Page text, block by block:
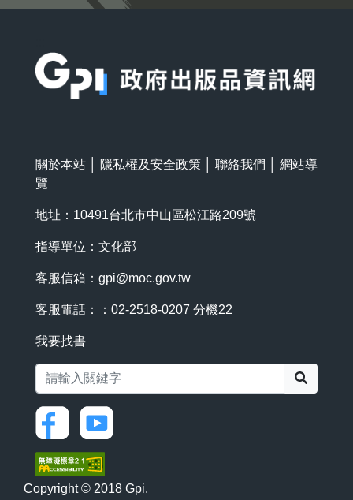
關於本站 隱私權及安全政策 聯絡我們
網站導
覽
地址：10491台北市中山區松江路209號
指導單位：文化部
客服信箱： gpi@moc.gov.tw
客服電話：：02-2518-0207 分機22
我要找書
Copyright © 2018 Gpi.